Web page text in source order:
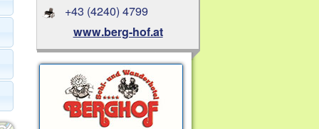
+43 (4240) 4799
www.berg-hof.at